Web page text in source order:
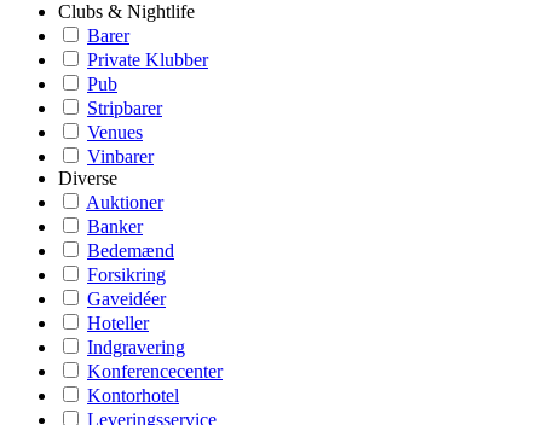
Clubs & Nightlife
Barer
Private Klubber
Pub
Stripbarer
Venues
Vinbarer
Diverse
Auktioner
Banker
Bedemænd
Forsikring
Gaveidéer
Hoteller
Indgravering
Konferencecenter
Kontorhotel
Leveringsservice